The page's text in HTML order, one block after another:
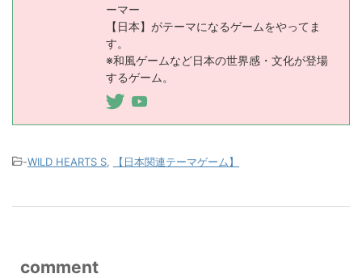
ーマー
【日本】がテーマになるゲームをやってま
す。
※和風ゲームなど日本の世界感・文化が登場
するゲーム。
-WILD HEARTS S 【日本関連テーマゲーム】
comment